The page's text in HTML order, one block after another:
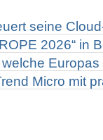
seine
2026“ in
Europas
Micro mit